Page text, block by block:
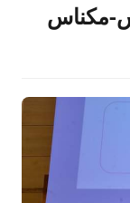
مكناس